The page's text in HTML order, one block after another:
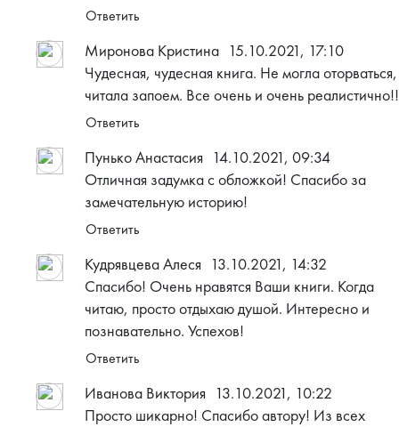
Ответить
Миронова Кристина 15.10.2021, 17:10
Чудесная, чудесная книга. Не могла оторваться,
читала запоем. Все очень и очень реалистично!!
Ответить
Пунько Анастасия 14.10.2021, 09:34
Отличная задумка с обложкой! Спасибо за
замечательную историю!
Ответить
Кудрявцева Алеся 13.10.2021, 14:32
Спасибо! Очень нравятся Ваши книги. Когда
читаю, просто отдыхаю душой. Интересно и
познавательно. Успехов!
Ответить
Иванова Виктория 13.10.2021, 10:22
Просто шикарно! Спасибо автору! Из всех